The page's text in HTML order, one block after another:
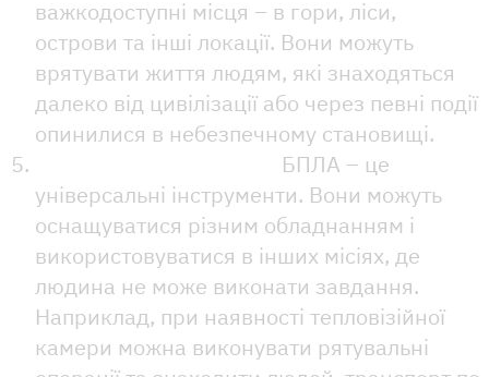
важкодоступні місця – в гори, ліси,
острови та інші локації. Вони можуть
врятувати життя людям, які знаходяться
далеко від цивілізації або через певні події
опинилися в небезпечному становищі.
БПЛА – це
універсальні інструменти. Вони можуть
оснащуватися різним обладнанням і
використовуватися в інших місіях, де
людина не може виконати завдання.
Наприклад, при наявності тепловізійної
камери можна виконувати рятувальні